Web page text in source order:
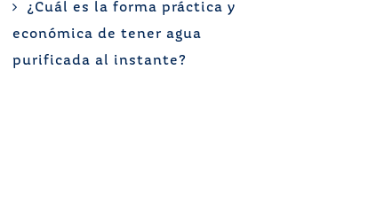
¿Cuál es la forma práctica y
económica de tener agua
purificada al instante?